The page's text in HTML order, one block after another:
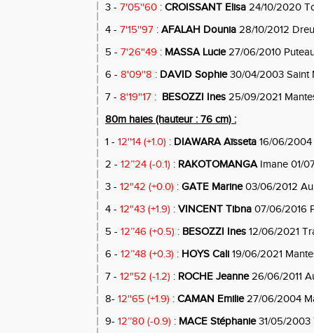
3 - 7'05''60 : CROISSANT Elisa 24/10/2020
4 - 7'15''97 : AFALAH Dounia 28/10/2012
5 - 7'26''49 : MASSA Lucie27/06/2010
6 - 8'09''8 : DAVID Sophie30/04/2003 Saint
7 - 8'19''17 : BESOZZI Ines 25/09/2021
80m haies (hauteur : 76 cm) :
1 - 12''14 (+1.0) : DIAWARA Aïsseta 16/06/
2 - 12’’24 (-0.1) : RAKOTOMANGAImane 01/
3 - 12''42 (+0.0) : GATE Marine03/06/2012
4 - 12''43 (+1.9) : VINCENT Tibna 07/06/2016
5 - 12’’46 (+0.5) : BESOZZI Ines 12/06/2021
6 - 12’’48 (+0.3) : HOYS Cali 19/06/2021
7 - 12''52 (-1.2) : ROCHE Jeanne26/06/2011
8- 12''65 (+1.9) : CAMAN Emilie27/06/2004
9- 12’’80 (-0.9) : MACE Stéphanie31/05/2003